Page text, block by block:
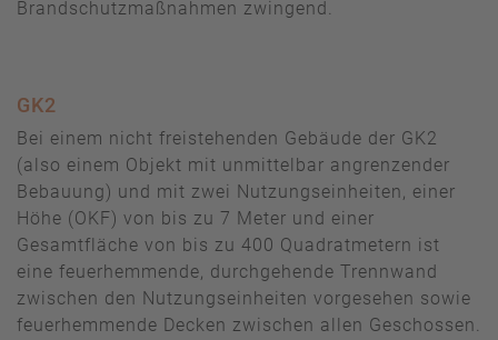
Brandschutzmaßnahmen zwingend.
GK2
Bei einem nicht freistehenden Gebäude der GK2
(also einem Objekt mit unmittelbar angrenzender
Bebauung) und mit zwei Nutzungseinheiten, einer
Höhe (OKF) von bis zu 7 Meter und einer
Gesamtfläche von bis zu 400 Quadratmetern ist
eine feuerhemmende, durchgehende Trennwand
zwischen den Nutzungseinheiten vorgesehen sowie
feuerhemmende Decken zwischen allen Geschossen.